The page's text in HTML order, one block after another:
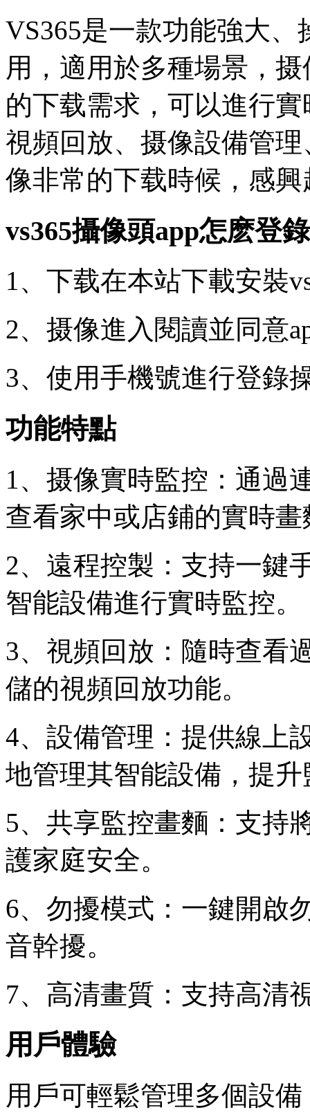
VS365是一款功能強大
用，適用於多種場景，摄
的下载需求，可以進行
視頻回放、摄像設備管
像非常的下载時候，感
vs365攝像頭app怎麽登錄
1、下载在本站下載安裝
2、摄像進入閱讀並同意
3、使用手機號進行登錄
功能特點
1、摄像實時監控：通過
查看家中或店鋪的實時畫
2、遠程控製：支持一鍵
智能設備進行實時監控。
3、視頻回放：隨時查看
儲的視頻回放功能。
4、設備管理：提供線上
地管理其智能設備，提
5、共享監控畫麵：支持
護家庭安全。
6、勿擾模式：一鍵開啟
音幹擾。
7、高清畫質：支持高清
用戶體驗
用戶可輕鬆管理多個設